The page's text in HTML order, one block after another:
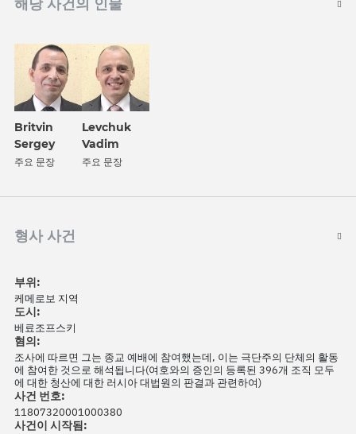
해당 사건의 인물
Britvin
Sergey
주요 문장
Levchuk
Vadim
주요 문장
형사 사건
부위:
케메로보 지역
도시:
베료조프스키
혐의:
조사에 따르면 그는 종교 예배에 참여했는데, 이는 극단주의 단체의 활동
에 참여한 것으로 해석됩니다(여호와의 증인의 등록된 396개 조직 모두
에 대한 청산에 대한 러시아 대법원의 판결과 관련하여)
사건 번호:
11807320001000380
사건이 시작됨: